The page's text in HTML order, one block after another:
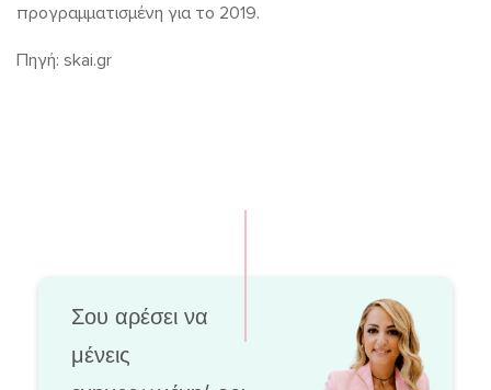
προγραμματισμένη για το 2019.
Πηγή: skai.gr
Σου αρέσει να
μένεις